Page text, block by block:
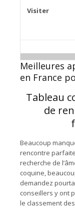
Meilleures
en France
Tableau
de
Beaucoup
rencontre
recherche de
coquine,
demandez
conseillers y ont
le classement